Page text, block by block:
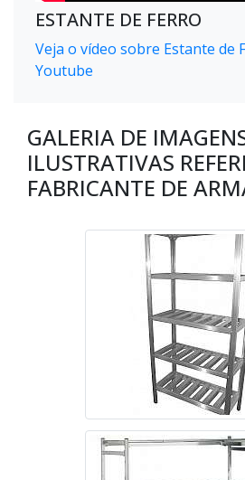
ESTANTE DE FERRO
Veja o vídeo sobre Estante de
Youtube
GALERIA DE
ILUSTRATIVAS
FABRICANTE DE